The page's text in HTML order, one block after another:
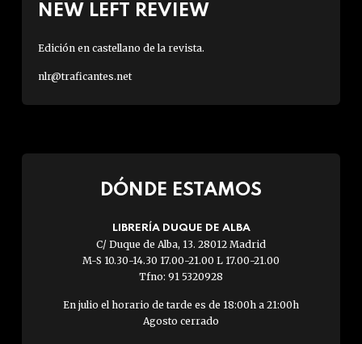
NEW LEFT REVIEW
Edición en castellano de la revista.
nlr@traficantes.net
DÓNDE ESTAMOS
LIBRERÍA DUQUE DE ALBA
C/ Duque de Alba, 13. 28012 Madrid
M-S 10.30-14.30 17.00-21.00 L 17.00-21.00
Tfno: 91 5320928
En julio el horario de tarde es de 18:00h a 21:00h
Agosto cerrado